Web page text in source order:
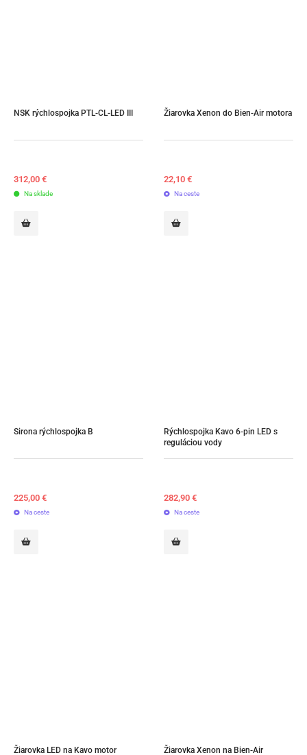
NSK rýchlospojka PTL-CL-LED III
312,00 €
Na sklade
Žiarovka Xenon do Bien-Air motora
22,10 €
Na ceste
Sirona rýchlospojka B
225,00 €
Na ceste
Rýchlospojka Kavo 6-pin LED s
reguláciou vody
282,90 €
Na ceste
Žiarovka LED na Kavo motor Žiarovka Xenon na Bien-Air